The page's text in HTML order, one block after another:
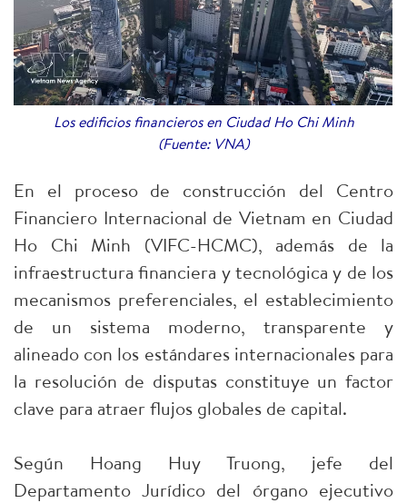
Los edificios financieros en Ciudad Ho Chi Minh
(Fuente: VNA)
En el proceso de construcción del Centro
Financiero Internacional de Vietnam en Ciudad
Ho Chi Minh (VIFC-HCMC), además de la
infraestructura financiera y tecnológica y de los
mecanismos preferenciales, el establecimiento
de un sistema moderno, transparente y
alineado con los estándares internacionales para
la resolución de disputas constituye un factor
clave para atraer flujos globales de capital.
Según Hoang Huy Truong, jefe del
Departamento Jurídico del órgano ejecutivo